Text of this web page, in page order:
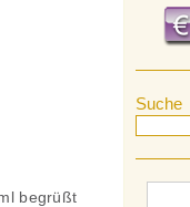
Suche
begrüßt